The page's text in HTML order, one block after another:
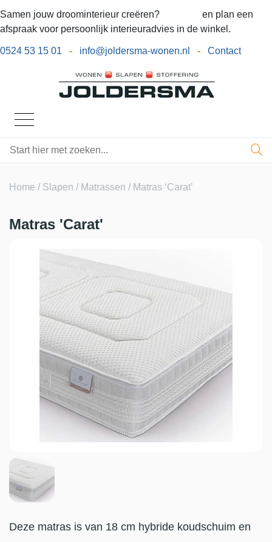
Samen jouw droominterieur creëren?
en plan een
afspraak voor persoonlijk interieuradvies in de winkel.
0524 53 15 01 - info@joldersma-wonen.nl - Contact
Home / Slapen / Matrassen / Matras ‘Carat’
Matras 'Carat'
Deze matras is van 18 cm hybride koudschuim en